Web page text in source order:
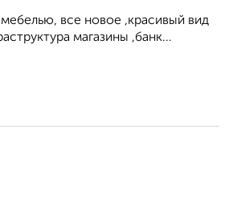
все новое ,красивый вид
магазины ,банк...